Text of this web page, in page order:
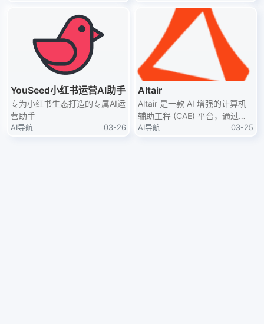
琐配置，多端访问，
YouSeed小红书运营AI助手
专为小红书生态打造的专属AI运
营助手
AI导航 03-26
Altair
Altair 是一款 AI 增强的计算机
辅助工程 (CAE) 平台，通过机
器学习引导的洞察力、物理与 A
AI导航 03-25